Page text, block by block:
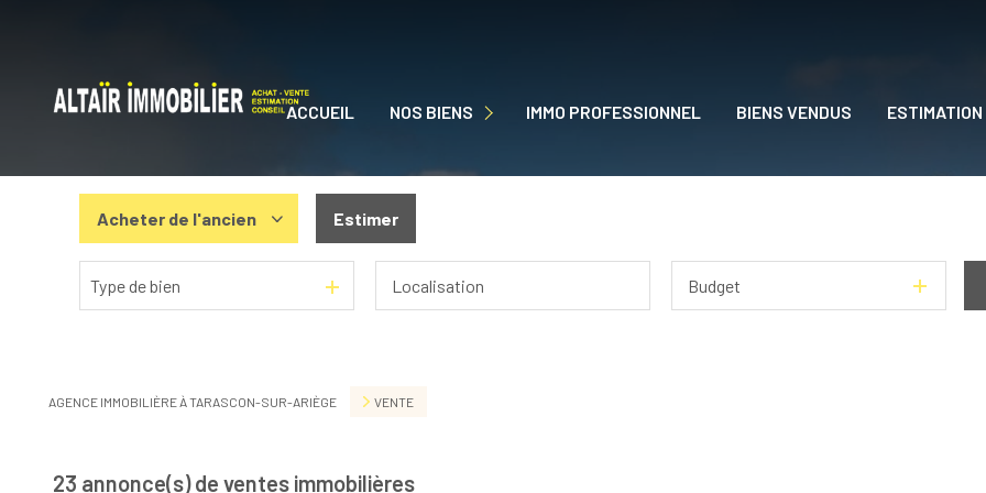
ACCUEIL NOS BIENS IMMO PROFESSIONNEL BIENS VENDUS ESTIMATION
Acheter de l'ancien
De l'ancien
Estimer
Type de bien Budget
AGENCE IMMOBILIÈRE À TARASCON-SUR-ARIÈGE VENTE
23 annonce(s) de ventes immobilières